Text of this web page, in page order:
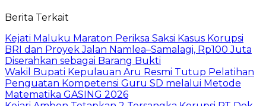
Berita Terkait
Kejati Maluku Maraton Periksa Saksi Kasus Korupsi
BRI dan Proyek Jalan Namlea–Samalagi, Rp100 Juta
Diserahkan sebagai Barang Bukti
Wakil Bupati Kepulauan Aru Resmi Tutup Pelatihan
Penguatan Kompetensi Guru SD melalui Metode
Matematika GASING 2026